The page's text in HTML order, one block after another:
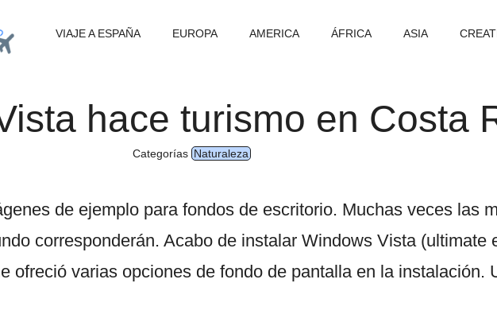
VIAJE A ESPAÑA EUROPA AMERICA ÁFRICA ASIA
hace turismo en Costa
Categorías Naturaleza
de ejemplo para fondos de escritorio. Muchas veces las
corresponderán. Acabo de instalar Windows Vista (ultimate
ofreció varias opciones de fondo de pantalla en la instalación.